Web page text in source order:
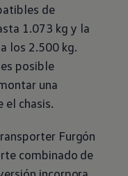
de
1.073 kg y la
los 2.500 kg.
posible
una
el chasis.
Furgón
combinado de